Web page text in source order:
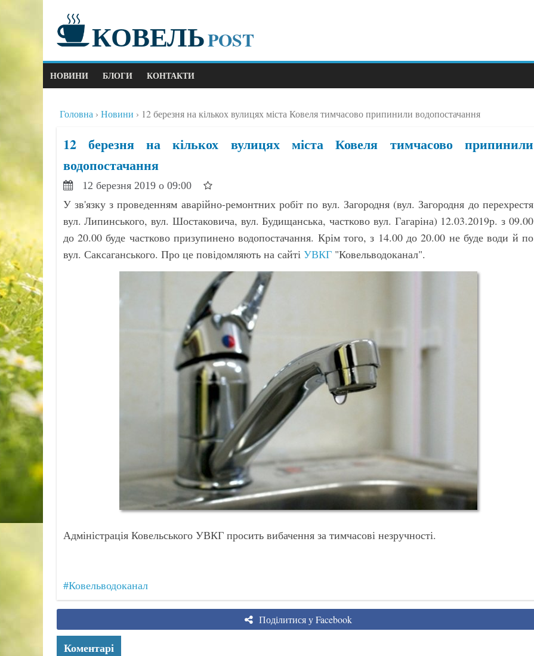
КОВЕЛЬPOST
НОВИНИ БЛОГИ КОНТАКТИ
Головна Новини 12 березня на кількох вулицях міста Ковеля тимчасово припинили водопостачання
12 березня на кількох вулицях міста Ковеля тимчасово припинили
водопостачання
12 березня 2019 о 09:00
У зв'язку з проведенням аварійно-ремонтних робіт по вул. Загородня (вул. Загородня до перехрестя
вул. Липинського, вул. Шостаковича, вул. Будищанська, частково вул. Гагаріна) 12.03.2019р. з 09.00
до 20.00 буде частково призупинено водопостачання. Крім того, з 14.00 до 20.00 не буде води й по
вул. Саксаганського. Про це повідомляють на сайті УВКГ "Ковельводоканал".
Адміністрація Ковельського УВКГ просить вибачення за тимчасові незручності.
#Ковельводоканал
Поділитися у Facebook
Коментарі